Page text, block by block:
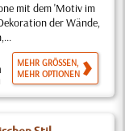
mit dem 'Motiv im
der Wände,
MEHR GRÖSSEN,
MEHR OPTIONEN